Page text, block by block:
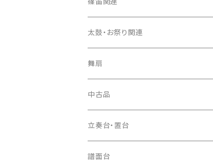
口前袋・尾布
爪・爪輪
爪入
爪駒入
猫足入
長トランク・三ツ折トランク
ソフトケース
雨用カバー
長袋・三ツ組袋・胴袋
胴掛
根緒
糸
尺八袋
歌口キャップ
つゆ切り
篠笛（本体）
お祭り用６穴
お祭り用７穴
篠笛袋
太鼓・お祭り関連
太鼓（本体）
太鼓撥
手拍子（チャンチャン）
当り鉦
舞扇
中古品
箏（本体）
三味線（本体）
立奏台・置台
譜面台